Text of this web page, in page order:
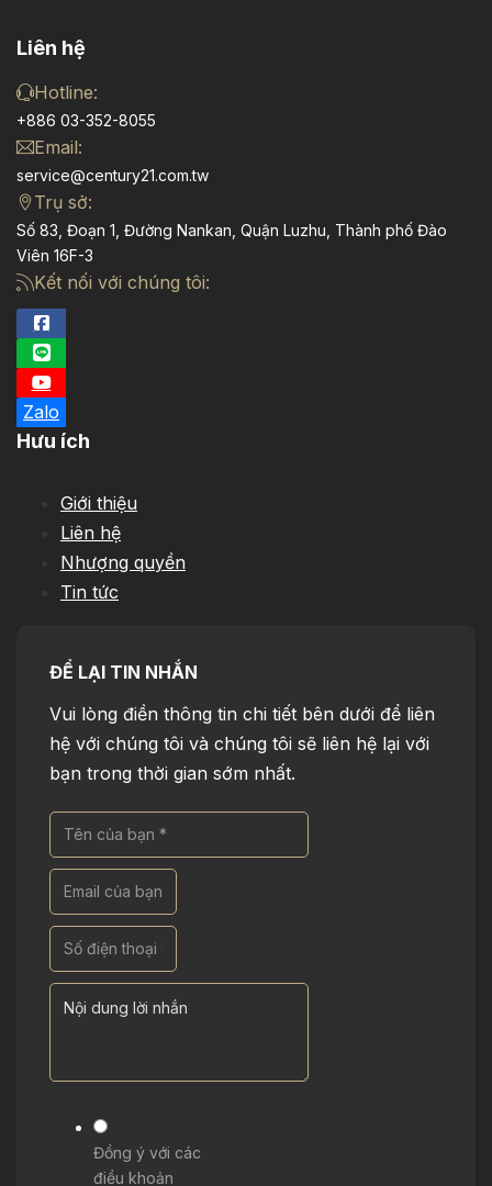
Liên hệ
Hotline:
+886 03-352-8055
Email:
service@century21.com.tw
Trụ sở:
Số 83, Đoạn 1, Đường Nankan, Quận Luzhu, Thành phố Đào
Viên 16F-3
Kết nối với chúng tôi:
Zalo
Hưu ích
Giới thiệu
Liên hệ
Nhượng quyền
Tin tức
ĐỂ LẠI TIN NHẮN
Vui lòng điền thông tin chi tiết bên dưới để liên
hệ với chúng tôi và chúng tôi sẽ liên hệ lại với
bạn trong thời gian sớm nhất.
Đồng ý với các
điều khoản